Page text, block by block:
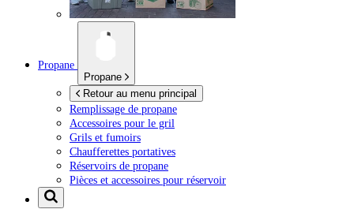
Propane
Propane
Retour au menu principal
Remplissage de propane
Accessoires pour le gril
Grils et fumoirs
Chaufferettes portatives
Réservoirs de propane
Pièces et accessoires pour réservoir